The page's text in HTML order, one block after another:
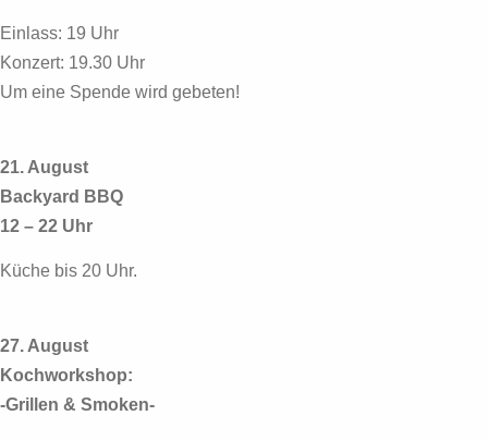
Einlass: 19 Uhr
Konzert: 19.30 Uhr
Um eine Spende wird gebeten!
21. August
Backyard BBQ
12 – 22 Uhr
Küche bis 20 Uhr.
27. August
Kochworkshop:
-Grillen & Smoken-